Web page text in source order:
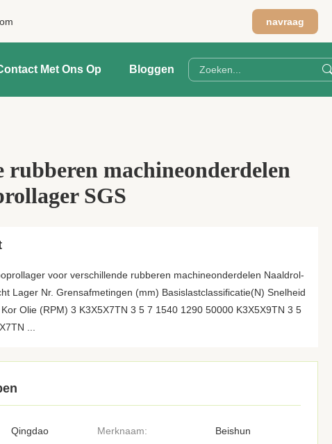
navraag
Met Ons Op Bloggen
machineonderdelen
SGS
voor verschillende rubberen machineonderdelen Naaldrol-
Lager Nr. Grensafmetingen (mm) Basislastclassificatie(N) Snelheid
Olie (RPM) 3 K3X5X7TN 3 5 7 1540 1290 50000 K3X5X9TN 3 5
...
Qingdao Merknaam: Beishun